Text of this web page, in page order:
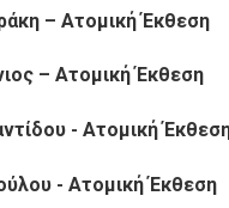
– Ατομική Έκθεση
– Ατομική Έκθεση
- Ατομική
- Ατομική Έκθεση